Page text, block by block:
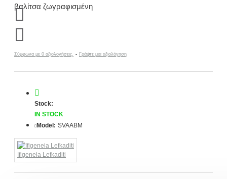
Σύμφωνα με 0 αξιολογήσεις. - Γράψτε μια αξιολόγηση
Stock:
IN STOCK
Model: SVAABM
Ifigeneia Lefkaditi